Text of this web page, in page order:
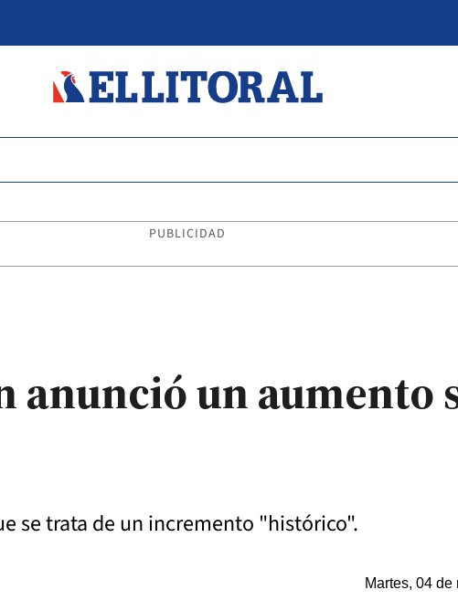
PUBLICIDAD
anunció un aumento
se trata de un incremento "histórico".
Martes, 04